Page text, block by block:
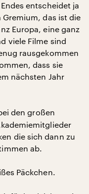
entscheidet ja
Gremium, das ist die
Europa, eine ganz
viele Filme sind
rausgekommen
dass sie
nächsten Jahr
den großen
die sich dann zu
ab.
Päckchen.